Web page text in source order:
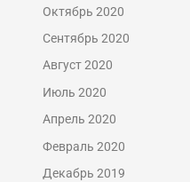
Октябрь 2020
Сентябрь 2020
Август 2020
Июль 2020
Апрель 2020
Февраль 2020
Декабрь 2019